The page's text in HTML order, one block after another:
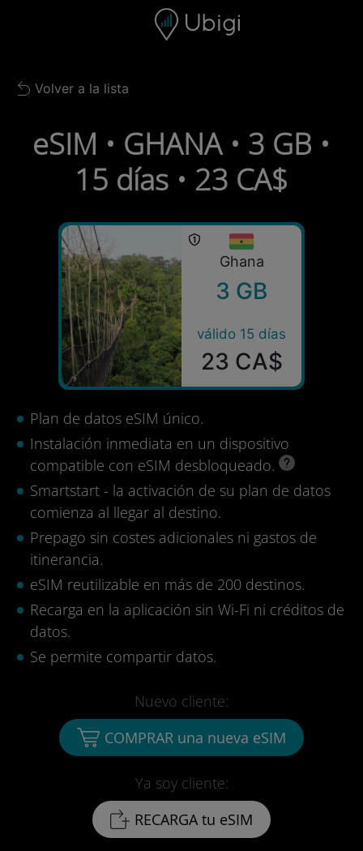
Barra de navegación
Back to list
Volver a la lista
eSIM • GHANA • 3 GB •
15 días • 23 CA$
Ghana
3 GB
válido 15 días
23 CA$
Plan de datos eSIM único.
Instalación inmediata en un dispositivo
compatible con eSIM desbloqueado.
Smartstart - la activación de su plan de datos
comienza al llegar al destino.
Prepago sin costes adicionales ni gastos de
itinerancia.
eSIM reutilizable en más de 200 destinos.
Recarga en la aplicación sin Wi-Fi ni créditos de
datos.
Se permite compartir datos.
Ya soy cliente:
RECARGA tu eSIM
Nuevo cliente:
COMPRAR una nueva eSIM